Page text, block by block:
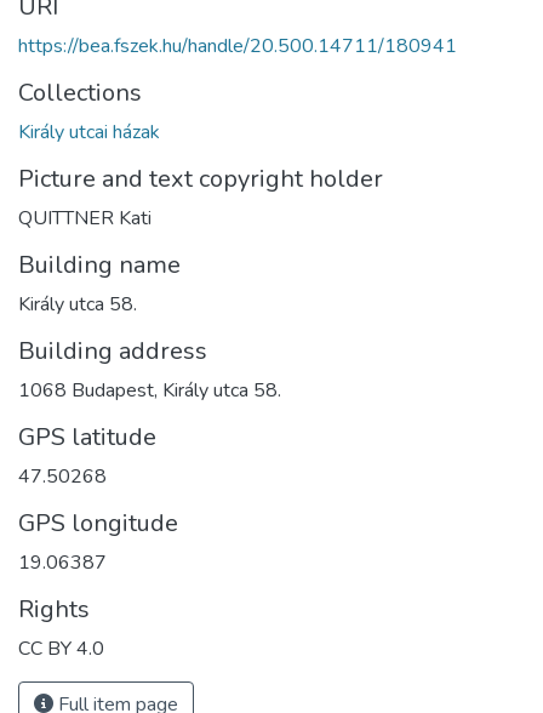
https://bea.fszek.hu/handle/20.500.14711/180941
Collections
Király utcai házak
Picture and text copyright holder
QUITTNER Kati
Building name
Király utca 58.
Building address
1068 Budapest, Király utca 58.
GPS latitude
47.50268
GPS longitude
19.06387
Rights
CC BY 4.0
Full item page